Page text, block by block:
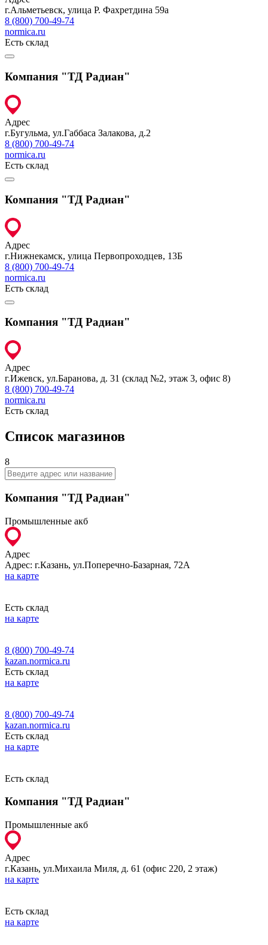
г.Альметьевск, улица Р. Фахретдина 59а
8 (800) 700-49-74
normica.ru
Есть склад
Компания "ТД Радиан"
Адрес
г.Бугульма, ул.Габбаса Залакова, д.2
8 (800) 700-49-74
normica.ru
Есть склад
Компания "ТД Радиан"
Адрес
г.Нижнекамск, улица Первопроходцев, 13Б
8 (800) 700-49-74
normica.ru
Есть склад
Компания "ТД Радиан"
Адрес
г.Ижевск, ул.Баранова, д. 31 (склад №2, этаж 3, офис 8)
8 (800) 700-49-74
normica.ru
Есть склад
Список магазинов
8
Компания "ТД Радиан"
Промышленные акб
Адрес
Адрес: г.Казань, ул.Поперечно-Базарная, 72А
на карте
Есть склад
на карте
8 (800) 700-49-74
kazan.normica.ru
Есть склад
на карте
8 (800) 700-49-74
kazan.normica.ru
Есть склад
на карте
Есть склад
Компания "ТД Радиан"
Промышленные акб
Адрес
г.Казань, ул.Михаила Миля, д. 61 (офис 220, 2 этаж)
на карте
Есть склад
на карте